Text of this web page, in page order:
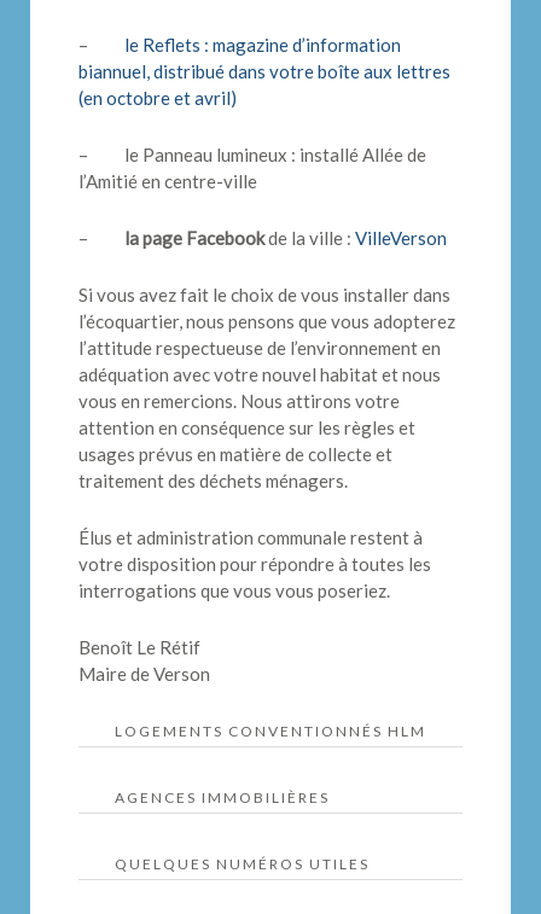
–
le Reflets : magazine d’information
biannuel, distribué dans votre boîte aux lettres
(en octobre et avril)
– le Panneau lumineux : installé Allée de
l’Amitié en centre-ville
– la page Facebookde la ville : VilleVerson
Si vous avez fait le choix de vous installer dans
l’écoquartier, nous pensons que vous adopterez
l’attitude respectueuse de l’environnement en
adéquation avec votre nouvel habitat et nous
vous en remercions. Nous attirons votre
attention en conséquence sur les règles et
usages prévus en matière de collecte et
traitement des déchets ménagers.
Élus et administration communale restent à
votre disposition pour répondre à toutes les
interrogations que vous vous poseriez.
Benoît Le Rétif
Maire de Verson
LOGEMENTS CONVENTIONNÉS HLM
OPAC du Calvados –
Quartier l’Armuche
AGENCES IMMOBILIÈRES
Les négociateurs
QUELQUES NUMÉROS UTILES